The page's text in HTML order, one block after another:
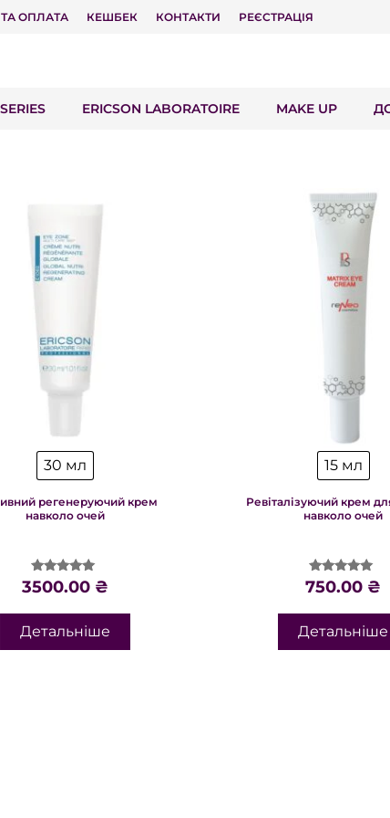
ОПЛАТА КЕШБЕК КОНТАКТИ РЕЄСТРАЦІЯ
ERICSON LABORATOIRE MAKE UP
30 мл
регенеруючий крем
навколо очей
Оцінено в
5.00
3500.00 ₴
Детальніше
15 мл
Ревіталізуючий крем
навколо очей
Оцінено в
4.96
750.00 ₴
Детальніше